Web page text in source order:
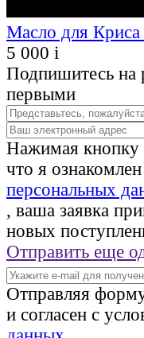
Масло для
5 000 i
Подпишитесь на
первыми
Нажимая кнопку
что я
персональных
, ваша заявка
новых
Отправить еще
Отправляя
и согласен с